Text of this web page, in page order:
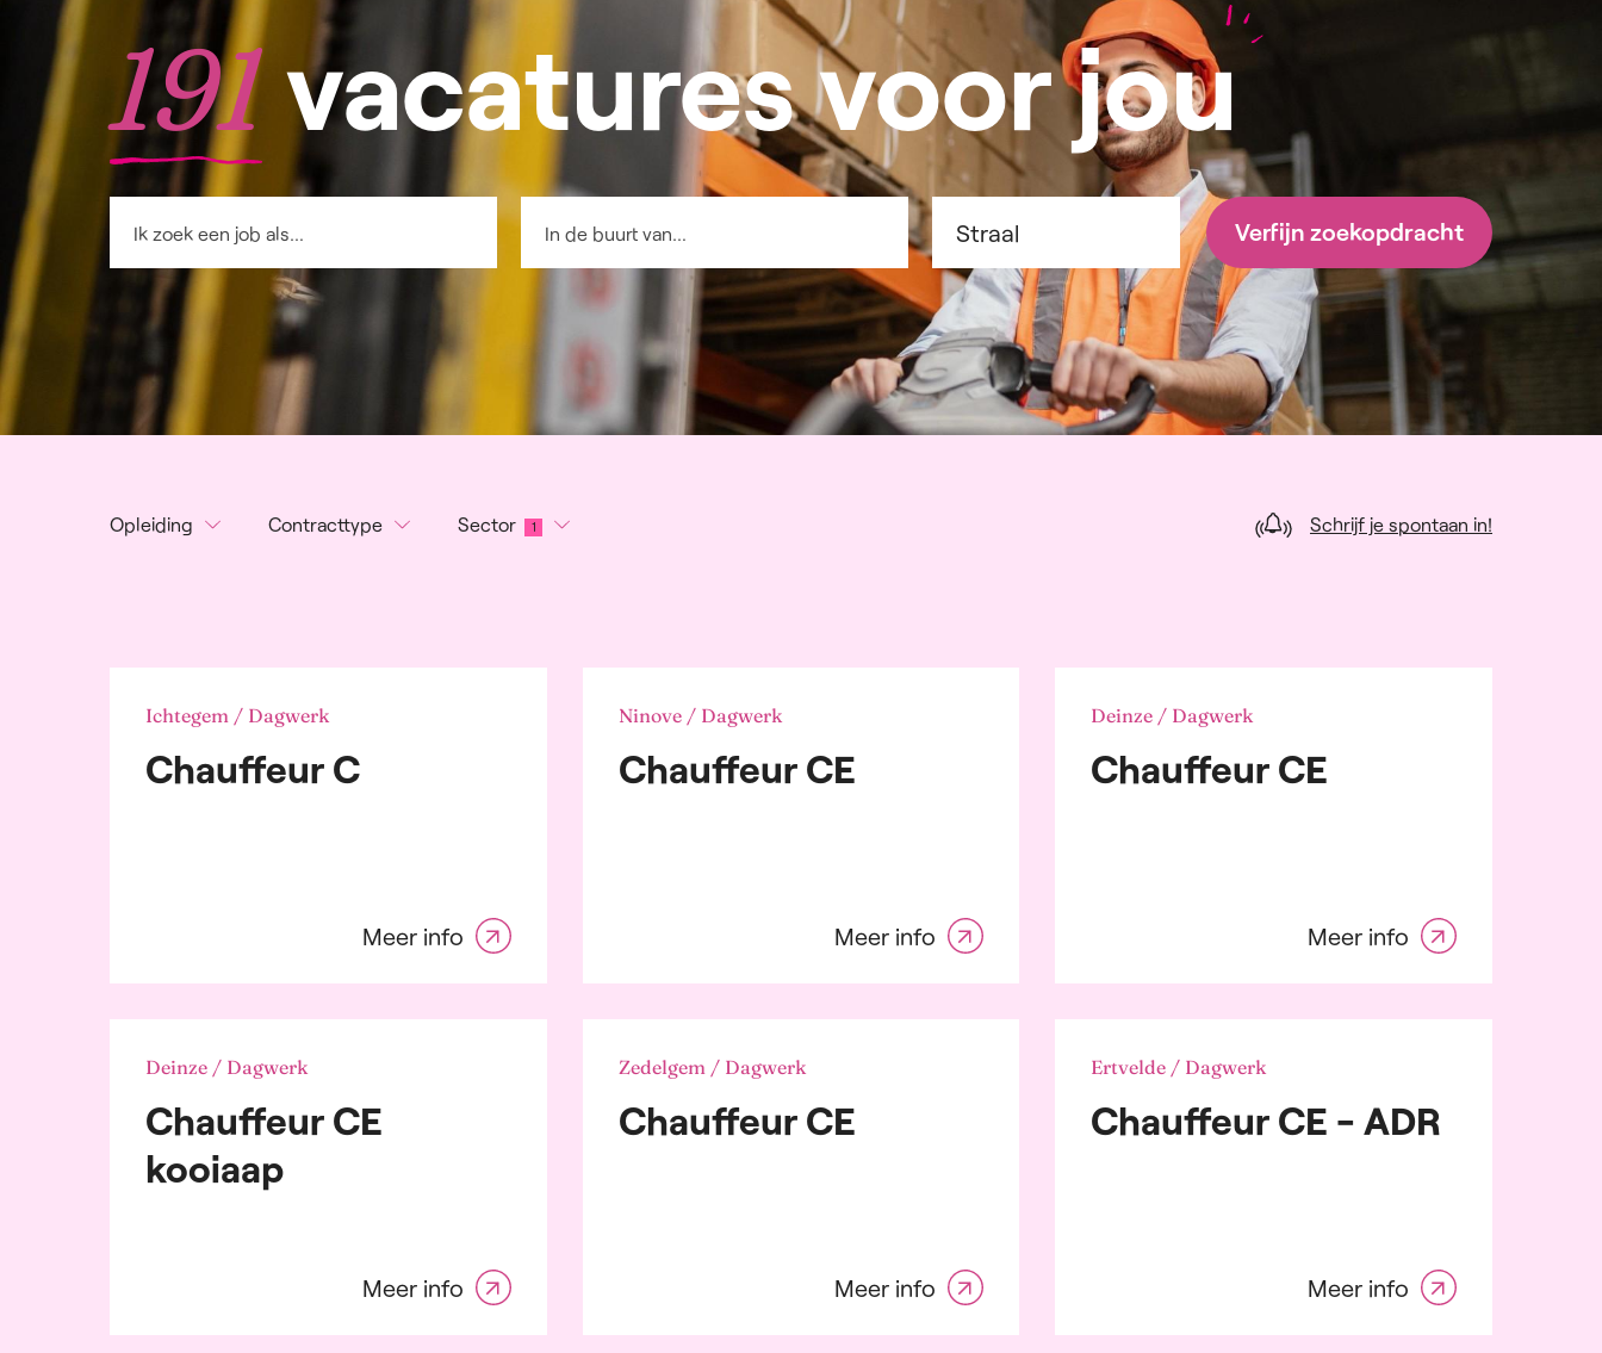
191vacatures voor jou
Verfijn zoekopdracht
Opleiding Contracttype
3-ploegenstelsel
Sector
Andere sectoren
Automotive sector
Consulting
Distributie, transport en
logistiek
Farmaceutische
Fast Moving Consumer
Goods and Durables
selectie
IT en Internet
Legal
Schrijf je spontaan in!
Ichtegem / Dagwerk
Chauffeur C
Meer info
Ninove / Dagwerk
Chauffeur CE
Meer info
Deinze / Dagwerk
Chauffeur CE
Meer info
Deinze / Dagwerk
Chauffeur CE
kooiaap
Meer info
Zedelgem / Dagwerk
Chauffeur CE
Meer info
Ertvelde / Dagwerk
Chauffeur CE - ADR
Meer info